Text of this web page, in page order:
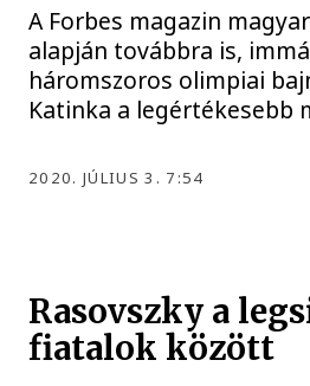
A Forbes magazin
alapján továbbra is,
háromszoros olimpiai
Katinka a legértékesebb
2020. JÚLIUS 3. 7:54
Rasovszky a
fiatalok között